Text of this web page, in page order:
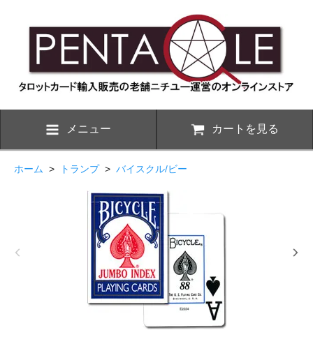
メニュー カートを見る
ホーム > トランプ> バイスクル/ビー